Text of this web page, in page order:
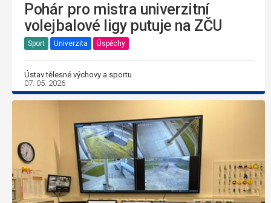
Pohár pro mistra univerzitní
volejbalové ligy putuje na ZČU
Sport Univerzita Úspěchy
Ústav tělesné výchovy a sportu
07. 05. 2026